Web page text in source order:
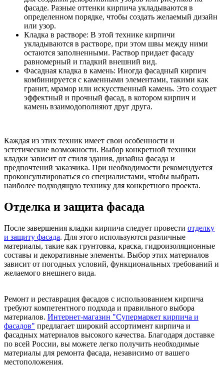
фасаде. Разные оттенки кирпича укладываются в
определенном порядке, чтобы создать желаемый дизайн
или узор.
Кладка в растворе: В этой технике кирпичи
укладываются в растворе, при этом швы между ними
остаются заполненными. Раствор придает фасаду
равномерный и гладкий внешний вид.
Фасадная кладка в камень: Иногда фасадный кирпич
комбинируется с каменными элементами, такими как
гранит, мрамор или искусственный камень. Это создает
эффектный и прочный фасад, в котором кирпич и
камень взаимодополняют друг друга.
Каждая из этих техник имеет свои особенности и
эстетические возможности. Выбор конкретной техники
кладки зависит от стиля здания, дизайна фасада и
предпочтений заказчика. При необходимости рекомендуется
проконсультироваться со специалистами, чтобы выбрать
наиболее подходящую технику для конкретного проекта.
Отделка и защита фасада
После завершения кладки кирпича следует провести отделку
и защиту фасада. Для этого используются различные
материалы, такие как грунтовка, краска, гидроизоляционные
составы и декоративные элементы. Выбор этих материалов
зависит от погодных условий, функциональных требований и
желаемого внешнего вида.
Ремонт и реставрация фасадов с использованием кирпича
требуют компетентного подхода и правильного выбора
материалов. Интернет-магазин "Супермаркет кирпича и
фасадов" предлагает широкий ассортимент кирпича и
фасадных материалов высокого качества. Благодаря доставке
по всей России, вы можете легко получить необходимые
материалы для ремонта фасада, независимо от вашего
местоположения.